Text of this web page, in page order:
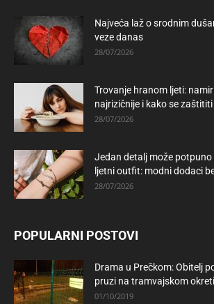
Najveća laž o srodnim
veze danas
28/07/2026
Trovanje hranom ljeti:
najrizičnije i kako se zaštititi
28/07/2026
Jedan detalj može
ljetni outfit: modni dodaci
28/07/2026
POPULARNI POSTOVI
Drama u Prečkom: Obitelj
pruzi na tramvajskom
01/10/2019